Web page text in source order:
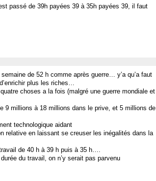
passé de 39h payées 39 à 35h payées 39, il faut
de 52 h comme après guerre… y’a qu’a faut
plus les riches…
choses a la fois (malgré une guerre mondiale et
9 millions à 18 millions dans le prive, et 5 millions de
technologique aidant
relative en laissant se creuser les inégalités dans la
de 40 h à 39 h puis à 35 h….
du travail, on n’y serait pas parvenu